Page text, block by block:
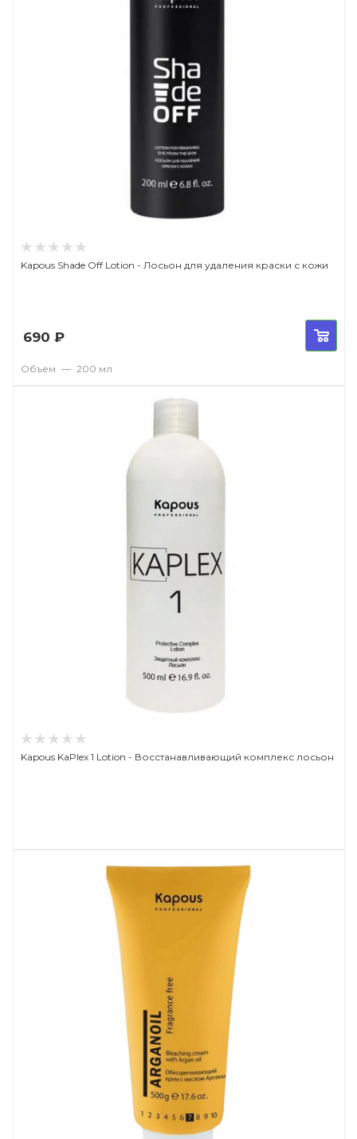
Kapous Shade Off Lotion - Лосьон для удаления краски с кожи
690 ₽
Объем — 200 мл
Kapous KaPlex 1 Lotion - Восстанавливающий комплекс лосьон